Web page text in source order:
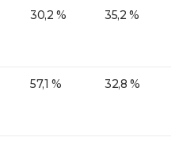
30,2 % 35,2 %
57,1 % 32,8 %